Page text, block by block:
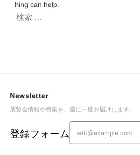
hing can help.
検
Newsletter
展覧会情報や特集を、週に一度お届けします。
登録フォーム